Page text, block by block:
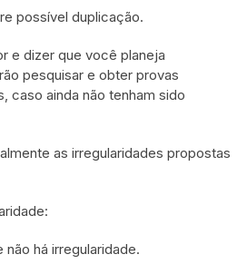
possível duplicação.
dizer que você planeja
pesquisar e obter provas
caso ainda não tenham sido
as irregularidades propostas
não há irregularidade.